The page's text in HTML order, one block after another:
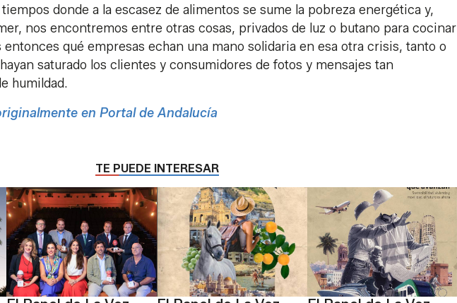
donde a la escasez de alimentos se sume la pobreza energética y,
nos encontremos entre otras cosas, privados de luz o butano para cocinar
qué empresas echan una mano solidaria en esa otra crisis, tanto o
saturado los clientes y consumidores de fotos y mensajes tan
humildad.
en Portal de Andalucía
TE PUEDE INTERESAR